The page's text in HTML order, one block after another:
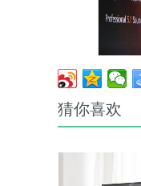
猜你喜欢